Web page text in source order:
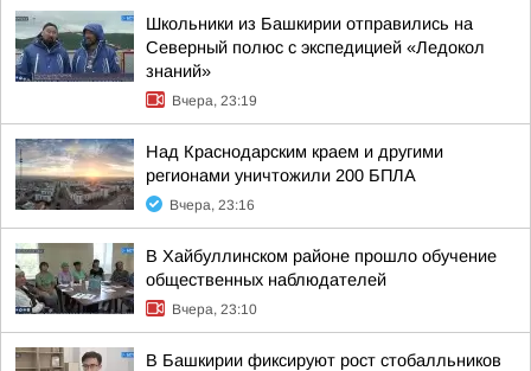
Школьники из Башкирии отправились на
Северный полюс с экспедицией «Ледокол
знаний»
Вчера, 23:19
Над Краснодарским краем и другими
регионами уничтожили 200 БПЛА
Вчера, 23:16
В Хайбуллинском районе прошло обучение
общественных наблюдателей
Вчера, 23:10
В Башкирии фиксируют рост стобалльников